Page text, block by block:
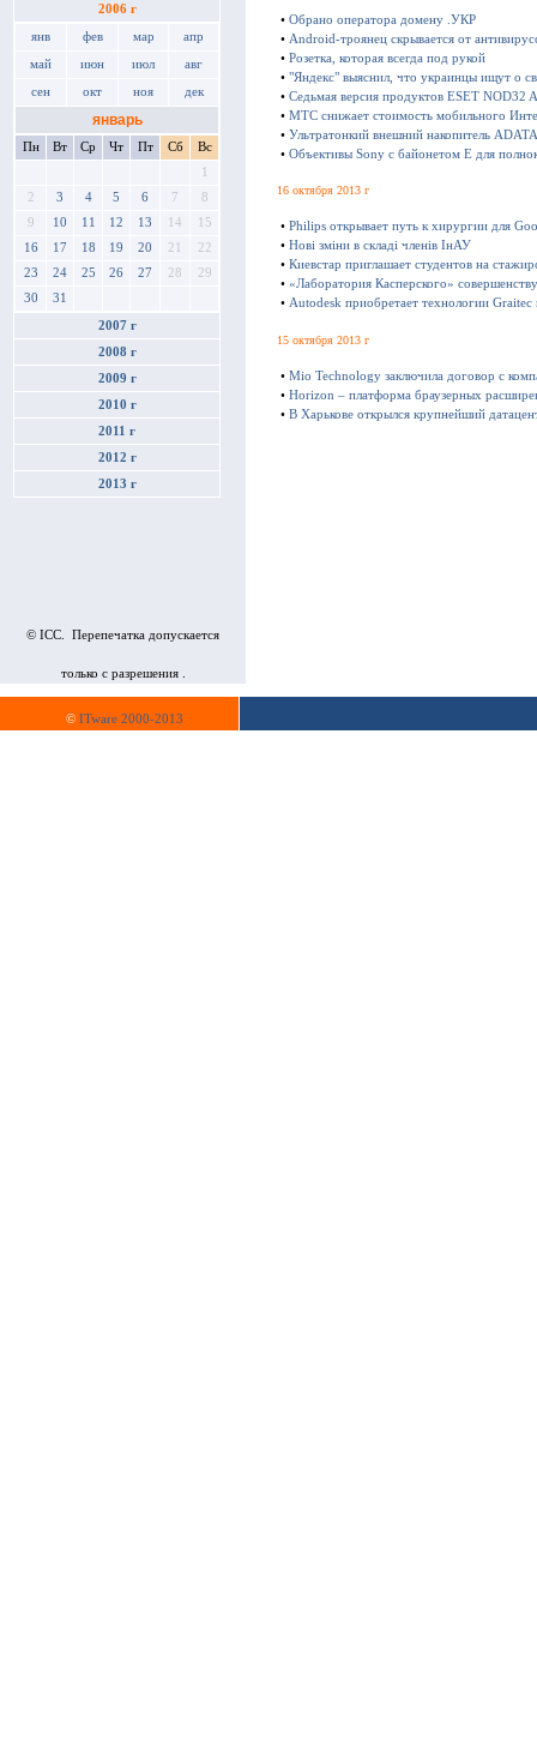
2006 г
янв фев мар апр
май июн июл авг
сен окт ноя дек
январь
Пн Вт Ср Чт Пт Сб
Вс
1
2
3 4 5 6 7
8
9
10 11 12 13 14
15
16
17 18 19 20 21
22
23
24 25 26 27 28
29
30
31
2007 г
2008 г
2009 г
2010 г
2011 г
2012 г
2013 г
© ICC. Перепечатка допускается
только с разрешения .
• Обрано оператора домену .УКР
• Android-троянец скрывается от
• Розетка, которая всегда под рукой
• "Яндекс" выяснил, что украинцы ищут о
• Седьмая версия продуктов ESET NOD32
• МТС снижает стоимость мобильного
• Ультратонкий внешний накопитель
• Объективы Sony с байонетом E для
16 октября 2013 г
• Philips открывает путь к хирургии для
• Нові зміни в складі членів ІнАУ
• Киевстар приглашает студентов на
• «Лаборатория Касперского»
• Autodesk приобретает технологии
15 октября 2013 г
• Mio Technology заключила договор с
• Horizon – платформа браузерных
• В Харькове открылся крупнейший
© ITware 2000-2013